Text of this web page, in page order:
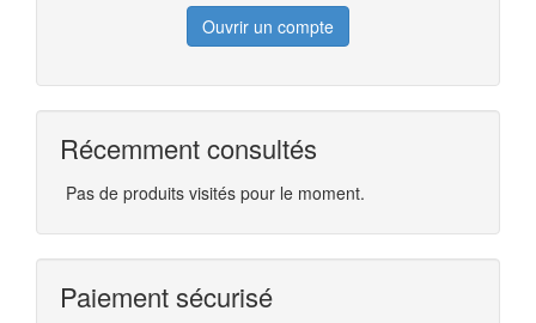
Ouvrir un compte
Récemment consultés
Pas de produits visités pour le moment.
Paiement sécurisé